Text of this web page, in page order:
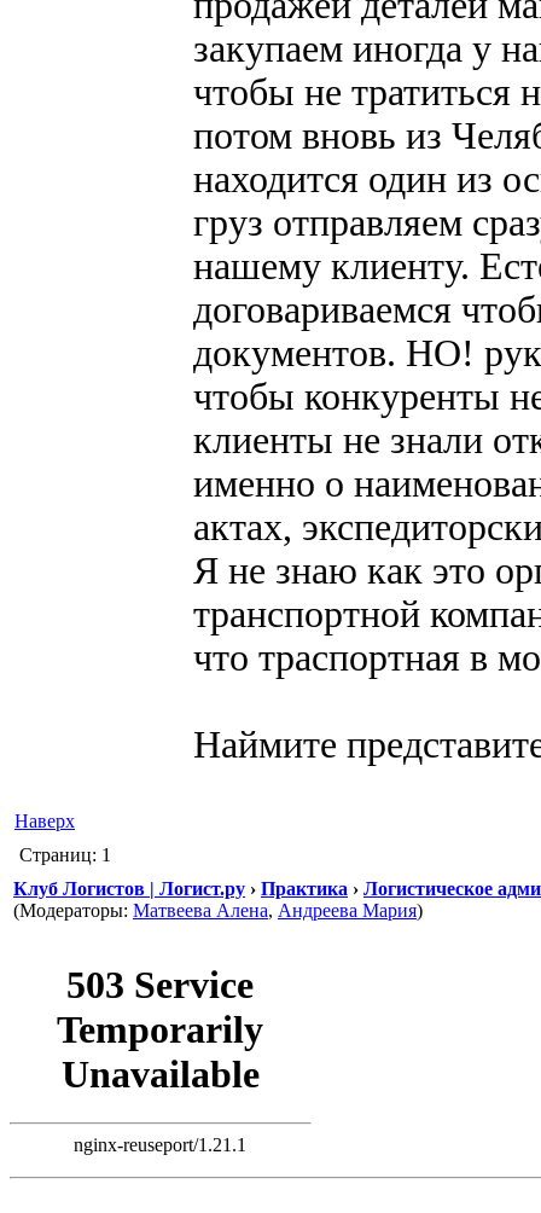
закупаем иногда у
чтобы не тратиться
потом вновь из
находится один из
груз отправляем
нашему клиенту.
договариваемся
документов. НО!
чтобы конкуренты
клиенты не знали
именно о
актах,
Я не знаю как это
транспортной
что траспортная в
Наймите
Наверх
Страниц: 1
Клуб Логистов | Логист.ру › Практика › Логистическое
(Модераторы: Матвеева Алена, Андреева Мария)